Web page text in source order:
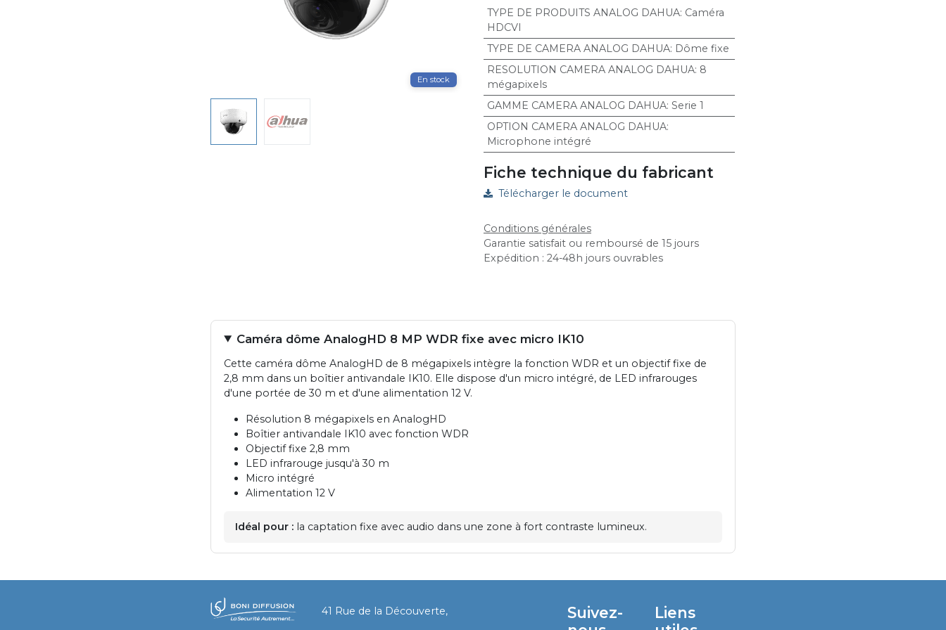
En stock
TYPE DE PRODUITS ANALOG DAHUA: Caméra
HDCVI
TYPE DE CAMERA ANALOG DAHUA: Dôme fixe
RESOLUTION CAMERA ANALOG DAHUA: 8
mégapixels
GAMME CAMERA ANALOG DAHUA: Serie 1
OPTION CAMERA ANALOG DAHUA:
Microphone intégré
Fiche technique du fabricant
Télécharger le document
Conditions générales
Garantie satisfait ou remboursé de 15 jours
Expédition : 24-48h jours ouvrables
Caméra dôme AnalogHD 8 MP WDR fixe avec micro IK10
Cette caméra dôme AnalogHD de 8 mégapixels intègre la fonction WDR et un objectif fixe de
2,8 mm dans un boîtier antivandale IK10. Elle dispose d'un micro intégré, de LED infrarouges
d'une portée de 30 m et d'une alimentation 12 V.
Résolution 8 mégapixels en AnalogHD
Boîtier antivandale IK10 avec fonction WDR
Objectif fixe 2,8 mm
LED infrarouge jusqu'à 30 m
Micro intégré
Alimentation 12 V
Idéal pour : la captation fixe avec audio dans une zone à fort contraste lumineux.
​41 Rue de la Découverte,
Liens
Suivez-